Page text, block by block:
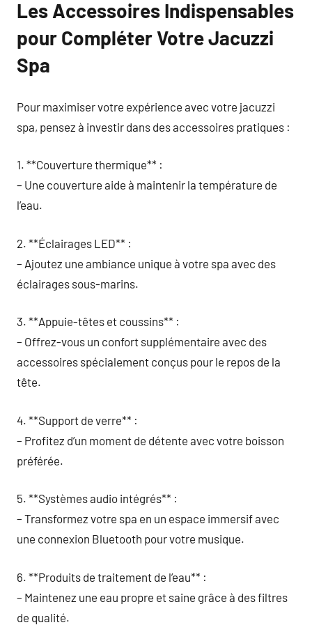
Les Accessoires Indispensables
pour Compléter Votre Jacuzzi
Spa
Pour maximiser votre expérience avec votre jacuzzi
spa, pensez à investir dans des accessoires pratiques :
1. **Couverture thermique** :
– Une couverture aide à maintenir la température de
l’eau.
2. **Éclairages LED** :
– Ajoutez une ambiance unique à votre spa avec des
éclairages sous-marins.
3. **Appuie-têtes et coussins** :
– Offrez-vous un confort supplémentaire avec des
accessoires spécialement conçus pour le repos de la
tête.
4. **Support de verre** :
– Profitez d’un moment de détente avec votre boisson
préférée.
5. **Systèmes audio intégrés** :
– Transformez votre spa en un espace immersif avec
une connexion Bluetooth pour votre musique.
6. **Produits de traitement de l’eau** :
– Maintenez une eau propre et saine grâce à des filtres
de qualité.